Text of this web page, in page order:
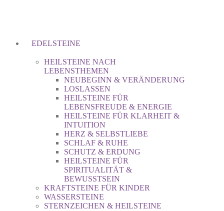
EDELSTEINE
HEILSTEINE NACH
LEBENSTHEMEN
NEUBEGINN & VERÄNDERUNG
LOSLASSEN
HEILSTEINE FÜR
LEBENSFREUDE & ENERGIE
HEILSTEINE FÜR KLARHEIT &
INTUITION
HERZ & SELBSTLIEBE
SCHLAF & RUHE
SCHUTZ & ERDUNG
HEILSTEINE FÜR
SPIRITUALITÄT &
BEWUSSTSEIN
KRAFTSTEINE FÜR KINDER
WASSERSTEINE
STERNZEICHEN & HEILSTEINE